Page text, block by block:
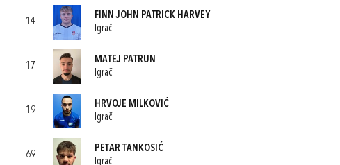
14
FINN JOHN PATRICK HARVEY
Igrač
17
MATEJ PATRUN
Igrač
19
HRVOJE MILKOVIĆ
Igrač
69
PETAR TANKOSIĆ
Igrač